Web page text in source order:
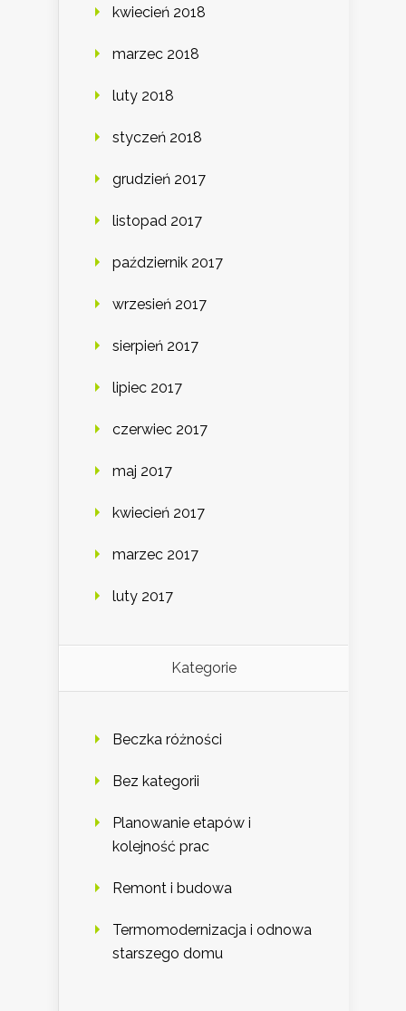
kwiecień 2018
marzec 2018
luty 2018
styczeń 2018
grudzień 2017
listopad 2017
październik 2017
wrzesień 2017
sierpień 2017
lipiec 2017
czerwiec 2017
maj 2017
kwiecień 2017
marzec 2017
luty 2017
Kategorie
Beczka różności
Bez kategorii
Planowanie etapów i
kolejność prac
Remont i budowa
Termomodernizacja i odnowa
starszego domu